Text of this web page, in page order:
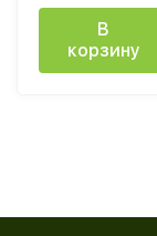
крафт табачный
В
корзину